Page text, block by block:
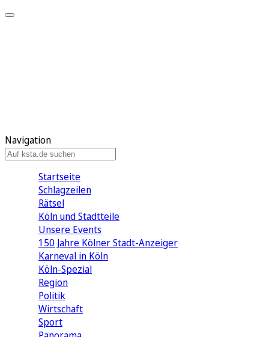
Navigation
Startseite
Schlagzeilen
Rätsel
Köln und Stadtteile
Unsere Events
150 Jahre Kölner Stadt-Anzeiger
Karneval in Köln
Köln-Spezial
Region
Politik
Wirtschaft
Sport